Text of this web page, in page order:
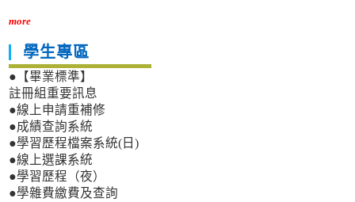
more
學生專區
●【畢業標準】
註冊組重要訊息
●線上申請重補修
●成績查詢系統
●學習歷程檔案系統(日)
●線上選課系統
●學習歷程（夜）
●學雜費繳費及查詢